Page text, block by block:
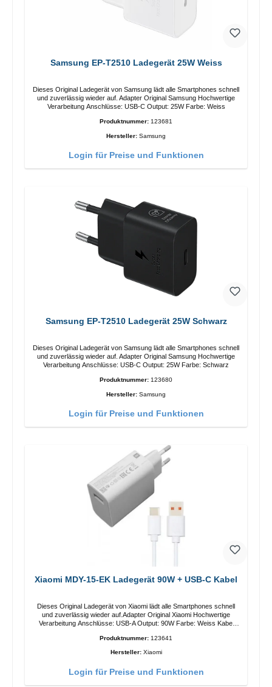
Samsung EP-T2510 Ladegerät 25W Weiss
Dieses Original Ladegerät von Samsung lädt alle Smartphones schnell
und zuverlässig wieder auf. Adapter Original Samsung Hochwertige
Verarbeitung Anschlüsse: USB-C Output: 25W Farbe: Weiss
Produktnummer: 123681
Hersteller: Samsung
Login für Preise und Funktionen
Samsung EP-T2510 Ladegerät 25W Schwarz
Dieses Original Ladegerät von Samsung lädt alle Smartphones schnell
und zuverlässig wieder auf. Adapter Original Samsung Hochwertige
Verarbeitung Anschlüsse: USB-C Output: 25W Farbe: Schwarz
Produktnummer: 123680
Hersteller: Samsung
Login für Preise und Funktionen
Xiaomi MDY-15-EK Ladegerät 90W + USB-C Kabel
Dieses Original Ladegerät von Xiaomi lädt alle Smartphones schnell
und zuverlässig wieder auf.Adapter Original Xiaomi Hochwertige
Verarbeitung Anschlüsse: USB-A Output: 90W Farbe: Weiss Kabel
Produktnummer: 123641
Hersteller: Xiaomi
Login für Preise und Funktionen